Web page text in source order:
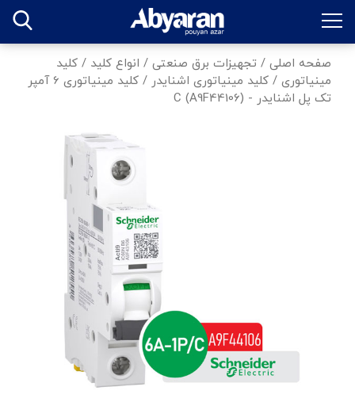
صفحه اصلی / تجهیزات برق صنعتی / انواع کلید / کلید
مینیاتوری / کلید مینیاتوری اشنایدر /
کلید مینیاتوری 6 آمپر
تک پل اشنایدر - C (A9F44106)